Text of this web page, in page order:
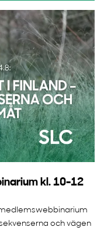
kl. 10-12
medlemswebbinarium
och vägen